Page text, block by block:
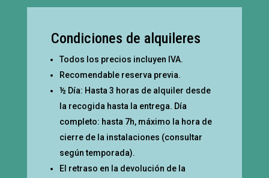
Condiciones de alquileres
Todos los precios incluyen IVA.
Recomendable reserva previa.
½ Día: Hasta 3 horas de alquiler desde
la recogida hasta la entrega. Día
completo: hasta 7h, máximo la hora de
cierre de la instalaciones (consultar
según temporada).
El retraso en la devolución de la